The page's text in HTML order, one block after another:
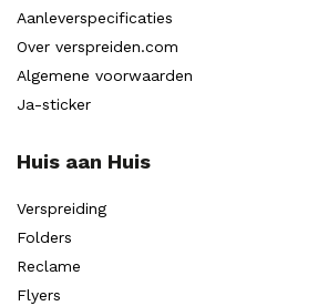
Aanleverspecificaties
Over verspreiden.com
Algemene voorwaarden
Ja-sticker
Huis aan Huis
Verspreiding
Folders
Reclame
Flyers